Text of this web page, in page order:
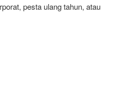
pesta ulang tahun, atau